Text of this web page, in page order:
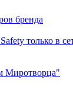
бренда
только в
Миротворца"